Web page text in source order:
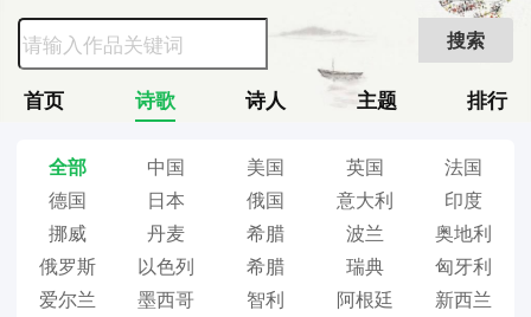
搜索
首页 诗歌 诗人 主题 排行
全部 中国 美国 英国
法国
德国
日本 俄国 意大利
印度
挪威
丹麦 希腊 波兰
奥地利
俄罗斯
以色列 希腊 瑞典
匈牙利
爱尔兰
墨西哥 智利 阿根廷
新西兰